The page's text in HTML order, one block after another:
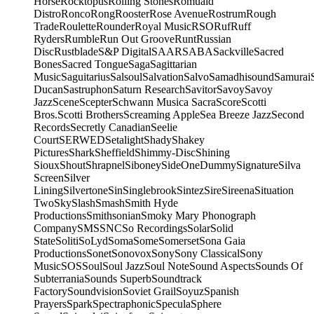
DistroRoncoRongRoosterRose AvenueRostrumRough
TradeRouletteRounderRoyal MusicRSORufRuff
RydersRumbleRun Out GrooveRuntRussian
DiscRustbladeS&P DigitalSAARSABASackvilleSacred
BonesSacred TongueSagaSagittarian
MusicSaguitariusSalsoulSalvationSalvoSamadhisoundSamurai
DucanSastruphonSaturn ResearchSavitorSavoySavoy
JazzSceneScepterSchwann Musica SacraScoreScotti
Bros.Scotti BrothersScreaming AppleSea Breeze JazzSecond
RecordsSecretly CanadianSeelie
CourtSERWEDSetalightShadyShakey
PicturesSharkSheffieldShimmy-DiscShining
SiouxShoutShrapnelSiboneySideOneDummySignatureSilva
ScreenSilver
LiningSilvertoneSinSinglebrookSintezSireSireenaSituation
TwoSkySlashSmashSmith Hyde
ProductionsSmithsonianSmoky Mary Phonograph
CompanySMSSNCSo RecordingsSolarSolid
StateSolitiSoLydSomaSomeSomersetSona Gaia
ProductionsSonetSonovoxSonySony ClassicalSony
MusicSOSSoulSoul JazzSoul NoteSound AspectsSounds Of
SubterraniaSounds SuperbSoundtrack
FactorySoundvisionSoviet GrailSoyuzSpanish
PrayersSparkSpectraphonicSpeculaSphere